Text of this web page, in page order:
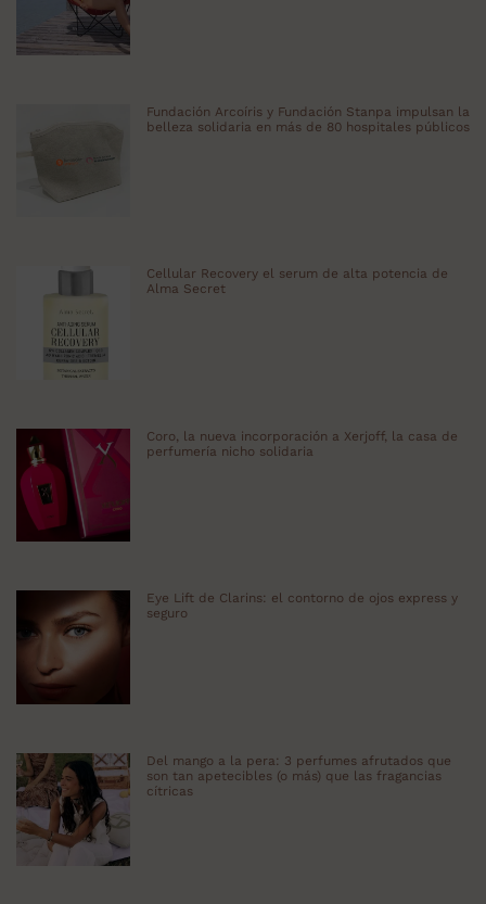
Fundación Arcoíris y Fundación Stanpa impulsan la
belleza solidaria en más de 80 hospitales públicos
Cellular Recovery el serum de alta potencia de
Alma Secret
Coro, la nueva incorporación a Xerjoff, la casa de
perfumería nicho solidaria
Eye Lift de Clarins: el contorno de ojos express y
seguro
Del mango a la pera: 3 perfumes afrutados que
son tan apetecibles (o más) que las fragancias
cítricas